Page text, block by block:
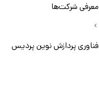
معرفی شرکت‌ها
فناوری پردازش نوین پردیس